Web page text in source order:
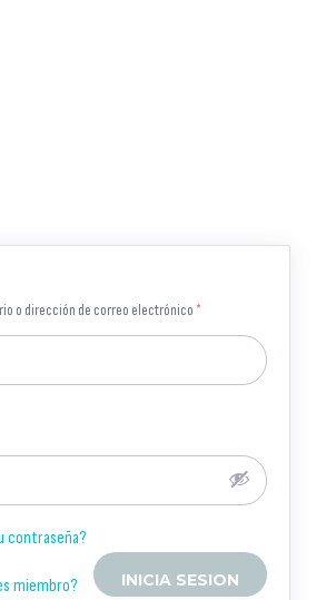
o dirección de correo electrónico*
contraseña?
miembro?